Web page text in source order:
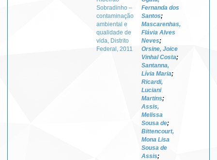
Sobradinho –
contaminação
ambiental e
qualidade de
vida, Distrito
Federal, 2011
Fernanda dos
Santos;
Mascarenhas,
Flávia Alves
Neves;
Orsine, Joice
Vinhal Costa;
Santanna,
Lívia Maria;
Ricardi,
Luciani
Martins;
Assis,
Melissa
Sousa de;
Bittencourt,
Mona Lisa
Sousa de
Assis;